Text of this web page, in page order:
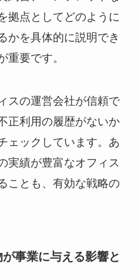
拠点としてどのように
かを具体的に説明でき
重要です。
スの運営会社が信頼で
正利用の履歴がないか
ェックしています。あ
実績が豊富なオフィス
ことも、有効な戦略の
が事業に与える影響と